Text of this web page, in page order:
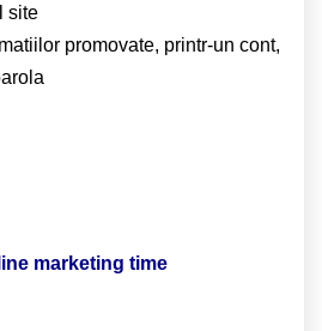
site
promovate, printr-un cont,
marketing time